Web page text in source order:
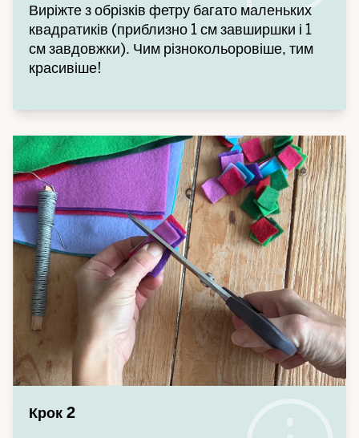
Виріжте з обрізків фетру багато маленьких
квадратиків (приблизно 1 см завширшки і 1
см завдовжки). Чим різнокольоровіше, тим
красивіше!
Крок 2